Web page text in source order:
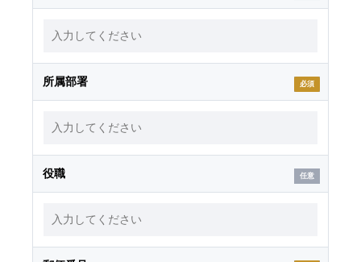
所属部署 必須
役職